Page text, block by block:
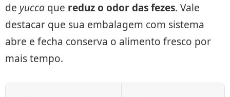
de yucca que reduz o odor das fezes. Vale
destacar que sua embalagem com sistema
abre e fecha conserva o alimento fresco por
mais tempo.